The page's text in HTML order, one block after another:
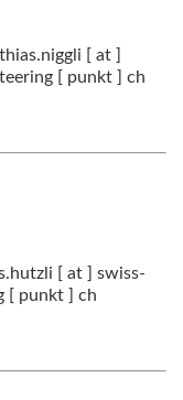
[ at ]
[ punkt ] ch
[ at ] swiss-
[ punkt ] ch